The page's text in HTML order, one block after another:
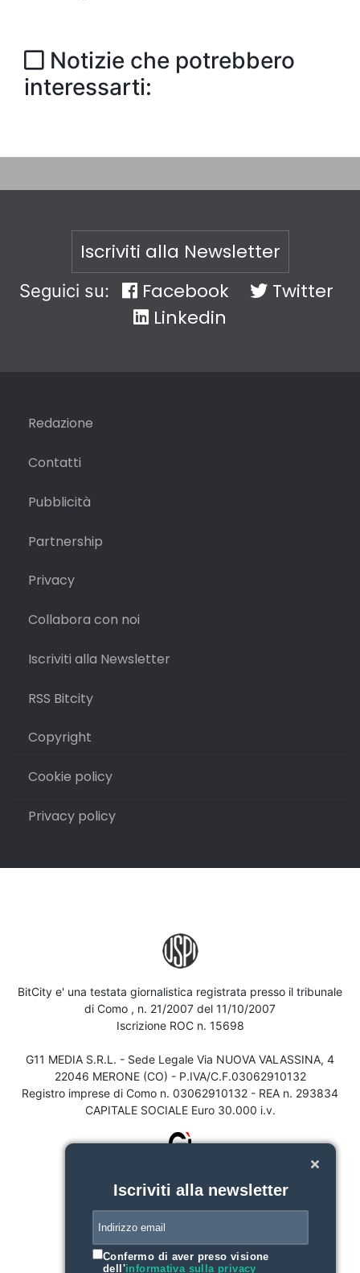
Notizie che potrebbero
interessarti:
Iscriviti alla Newsletter
Seguici su: Facebook
Twitter
Linkedin
Redazione
Contatti
Pubblicità
Partnership
Privacy
Collabora con noi
Iscriviti alla Newsletter
RSS Bitcity
Copyright
Cookie policy
Privacy policy
BitCity e' una testata giornalistica registrata presso il tribunale
di Como , n. 21/2007 del 11/10/2007
Iscrizione ROC n. 15698
G11 MEDIA S.R.L. - Sede Legale Via NUOVA VALASSINA, 4
22046 MERONE (CO) - P.IVA/C.F.03062910132
Registro imprese di Como n. 03062910132 - REA n. 293834
CAPITALE SOCIALE Euro 30.000 i.v.
Iscriviti alla newsletter
Confermo di aver preso visione
dell'informativa sulla privacy